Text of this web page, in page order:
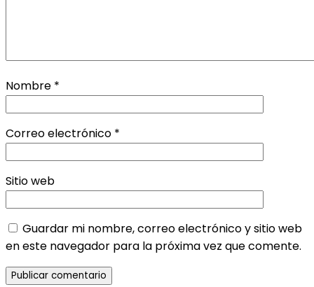
Nombre *
Correo electrónico *
Sitio web
Guardar mi nombre, correo electrónico y sitio web
en este navegador para la próxima vez que comente.